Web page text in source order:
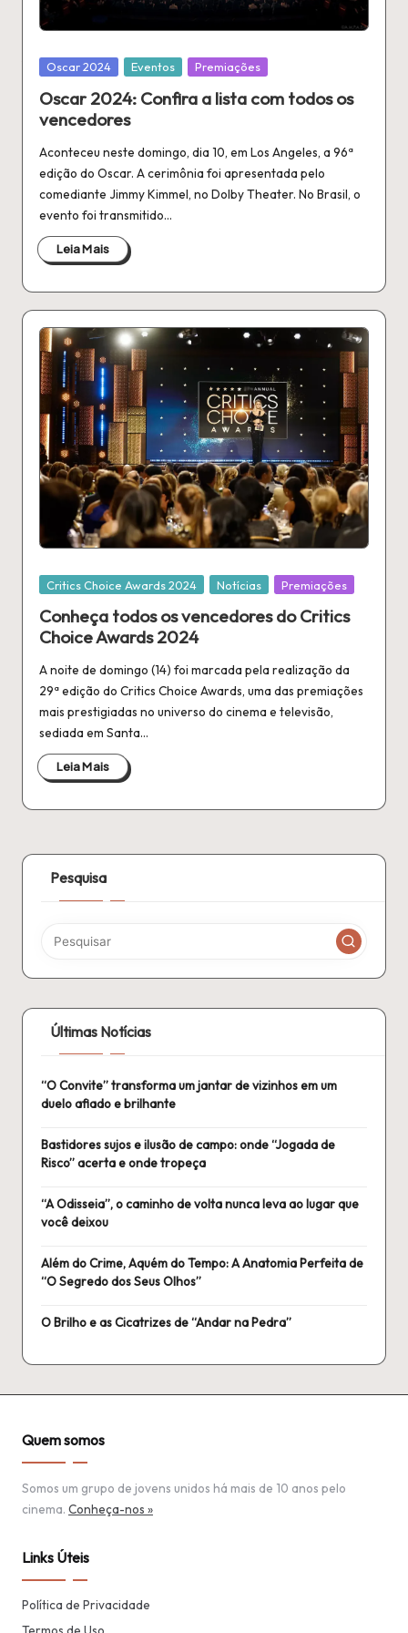
é
fi
l
a
Publicado
Oscar 2024 Eventos Premiações
Oscar 2024: Confira a lista com todos os
vencedores
Aconteceu neste domingo, dia 10, em Los Angeles, a 96ª
edição do Oscar. A cerimônia foi apresentada pelo
comediante Jimmy Kimmel, no Dolby Theater. No Brasil, o
evento foi transmitido…
Leia Mais
Publicado
Critics Choice Awards 2024 Notícias Premiações
Conheça todos os vencedores do Critics
Choice Awards 2024
A noite de domingo (14) foi marcada pela realização da
29ª edição do Critics Choice Awards, uma das premiações
mais prestigiadas no universo do cinema e televisão,
sediada em Santa…
Leia Mais
Pesquisa
Últimas Notícias
“O Convite” transforma um jantar de vizinhos em um
duelo afiado e brilhante
Bastidores sujos e ilusão de campo: onde “Jogada de
Risco” acerta e onde tropeça
“A Odisseia”, o caminho de volta nunca leva ao lugar que
você deixou
Além do Crime, Aquém do Tempo: A Anatomia Perfeita de
“O Segredo dos Seus Olhos”
O Brilho e as Cicatrizes de “Andar na Pedra”
Quem somos
Somos um grupo de jovens unidos há mais de 10 anos pelo
cinema. Conheça-nos »
Links Úteis
Política de Privacidade